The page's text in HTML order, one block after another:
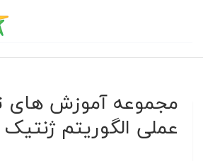
مجموعه آموزش های
عملی الگوریتم ژنتیک